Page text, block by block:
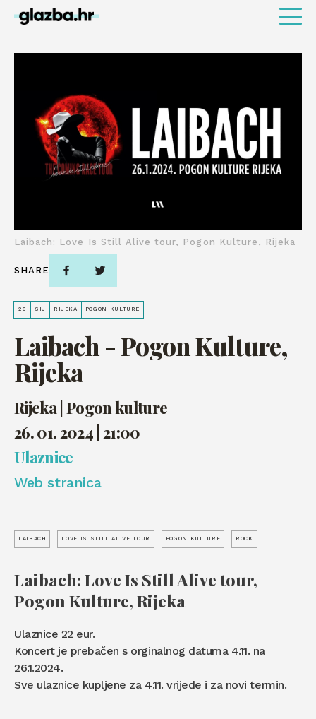
26 SIJ RIJEKA POGON KULTURE
Laibach - Pogon Kulture,
Rijeka
Rijeka | Pogon kulture
26. 01. 2024 | 21:00
Ulaznice
Web stranica
Laibach: Love Is Still Alive tour, Pogon Kulture, Rijeka
SHARE
LAIBACH LOVE IS STILL ALIVE TOUR POGON KULTURE ROCK
Laibach: Love Is Still Alive tour,
Pogon Kulture, Rijeka
Ulaznice 22 eur.
Koncert je prebačen s orginalnog datuma 4.11. na
26.1.2024.
Sve ulaznice kupljene za 4.11. vrijede i za novi termin.